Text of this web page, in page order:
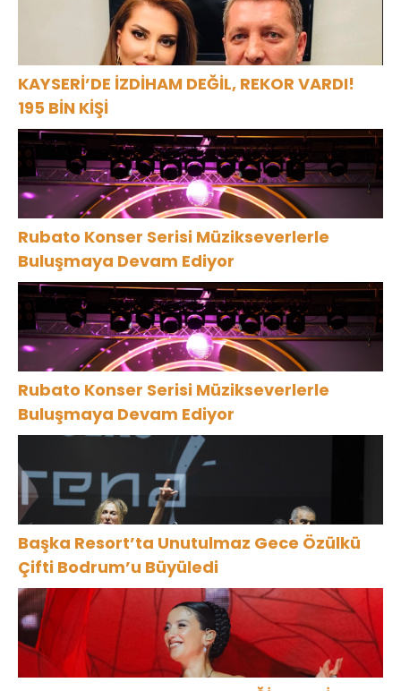
KAYSERİ’DE İZDİHAM DEĞİL, REKOR VARDI!
195 BİN KİŞİ
Rubato Konser Serisi Müzikseverlerle
Buluşmaya Devam Ediyor
Rubato Konser Serisi Müzikseverlerle
Buluşmaya Devam Ediyor
Başka Resort’ta Unutulmaz Gece Özülkü
Çifti Bodrum’u Büyüledi